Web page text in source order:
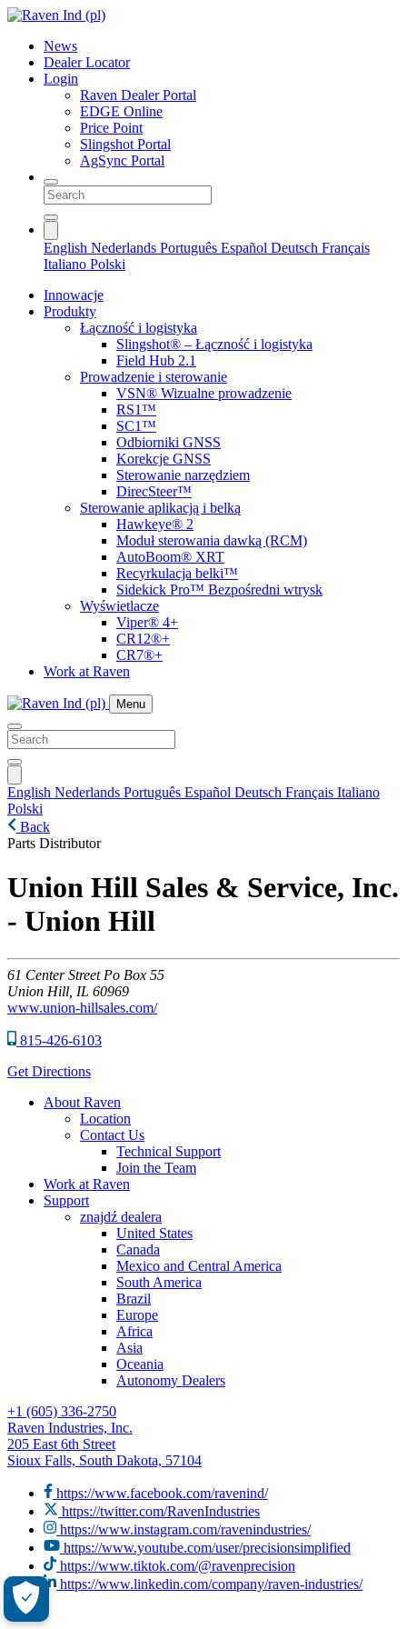
News
Dealer Locator
Login
Raven Dealer Portal
EDGE Online
Price Point
Slingshot Portal
AgSync Portal
English Nederlands Português Español Deutsch Français
Italiano Polski
Innowacje
Produkty
Łączność i logistyka
Slingshot® – Łączność i logistyka
Field Hub 2.1
Prowadzenie i sterowanie
VSN® Wizualne prowadzenie
RS1™
SC1™
Odbiorniki GNSS
Korekcje GNSS
Sterowanie narzędziem
DirecSteer™
Sterowanie aplikacją i belką
Hawkeye® 2
Moduł sterowania dawką (RCM)
AutoBoom® XRT
Recyrkulacja belki™
Sidekick Pro™ Bezpośredni wtrysk
Wyświetlacze
Viper® 4+
CR12®+
CR7®+
Work at Raven
Menu
English Nederlands Português Español Deutsch Français Italiano
Polski
Back
Parts Distributor
Union Hill Sales & Service, Inc.
- Union Hill
61 Center Street Po Box 55
Union Hill, IL 60969
www.union-hillsales.com/
815-426-6103
Get Directions
About Raven
Location
Contact Us
Technical Support
Join the Team
Work at Raven
Support
znajdź dealera
United States
Canada
Mexico and Central America
South America
Brazil
Europe
Africa
Asia
Oceania
Autonomy Dealers
+1 (605) 336-2750
Raven Industries, Inc.
205 East 6th Street
Sioux Falls, South Dakota, 57104
https://www.facebook.com/ravenind/
https://twitter.com/RavenIndustries
https://www.instagram.com/ravenindustries/
https://www.youtube.com/user/precisionsimplified
https://www.tiktok.com/@ravenprecision
https://www.linkedin.com/company/raven-industries/